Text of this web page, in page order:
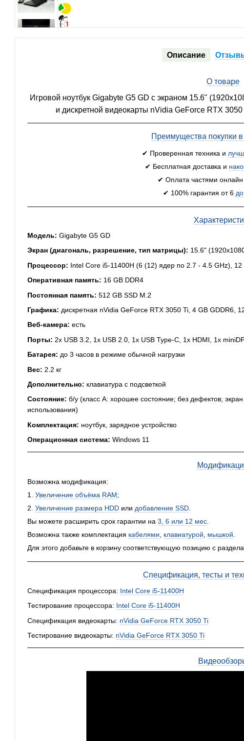
Описание
О товаре
Игровой ноутбук Gigabyte G5 GD с экраном 15.6"
и дискретной видеокарты nVidia GeForce RTX
Преимущества покупки
✔ Проверенная техника и
✔ Бесплатная доставка и
✔ Оплата частями онлайн
✔ 100% гарантия от 6
Модель: Gigabyte G5 GD
Экран (диагональ, разрешение, тип матрицы): 15.6"
Процессор: Intel Core i5-11400H (6 (12) ядер по 2.7 - 4.5 GHz),
Оперативная память: 16 GB DDR4
Постоянная память: 512 GB SSD M.2
Графика: дискретная nVidia GeForce RTX 3050 Ti, 4 GB GDDR6,
Веб-камера: есть
Порты: 2x USB 3.2, 1x USB 2.0, 1x USB Type-C, 1x HDMI, 1x
Батарея: до 3 часов в режиме обычной нагрузки
Вес: 2.2 кг
Дополнительно: клавиатура с подсветкой
Состояние: б/у (класс А: хорошее состояние; без дефектов;
использования)
Комплектация: ноутбук, зарядное устройство
Операционная система: Windows 11
Возможна модификация:
1. Увеличение объёма RAM;
2. Увеличение размера HDD или добавление SSD.
Вы можете расширить срок гарантии на 3, 6 или 12 мес.
Возможна также комплектация кабелями, клавиатурой, мышкой.
Для этого добавьте в корзину соответствующую позицию с раздела
Спецификация, тесты и
Спецификация процессора: Intel Core i5-11400H
Тестирование процессора: Intel Core i5-11400H
Спецификация видеокарты: nVidia GeForce RTX 3050 Ti
Тестирование видеокарты: nVidia GeForce RTX 3050 Ti